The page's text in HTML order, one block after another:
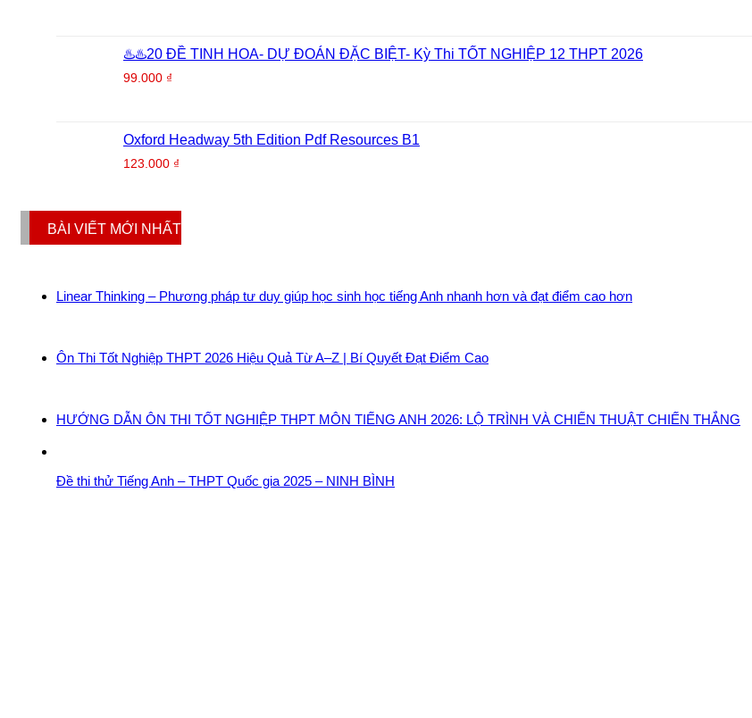
♨️♨️20 ĐỀ TINH HOA- DỰ ĐOÁN ĐẶC BIỆT- Kỳ Thi TỐT NGHIỆP 12 THPT 2026
99.000 ₫
Oxford Headway 5th Edition Pdf Resources B1
123.000 ₫
BÀI VIẾT MỚI NHẤT
Linear Thinking – Phương pháp tư duy giúp học sinh học tiếng Anh nhanh hơn và đạt điểm cao hơn
Ôn Thi Tốt Nghiệp THPT 2026 Hiệu Quả Từ A–Z | Bí Quyết Đạt Điểm Cao
HƯỚNG DẪN ÔN THI TỐT NGHIỆP THPT MÔN TIẾNG ANH 2026: LỘ TRÌNH VÀ CHIẾN THUẬT CHIẾN THẮNG
Đề thi thử Tiếng Anh – THPT Quốc gia 2025 – NINH BÌNH